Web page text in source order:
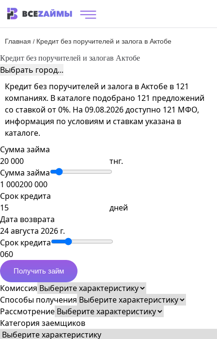
Главная / Кредит без поручителей и залога в Актобе
Кредит без поручителей и залогав Актобе
Выбрать город...
Кредит без поручителей и залога в Актобе в 121
компаниях. В каталоге подобрано 121 предложений
со ставкой от 0%. На 09.08.2026 доступно 121 МФО,
информация по условиям и ставкам указана в
каталоге.
Сумма займа
тнг.
Сумма займа
1 000200 000
Срок кредита
дней
Дата возврата
24 августа 2026 г.
Срок кредита
060
Получить займ
Комиссия
Способы получения
Рассмотрение
Категория заемщиков